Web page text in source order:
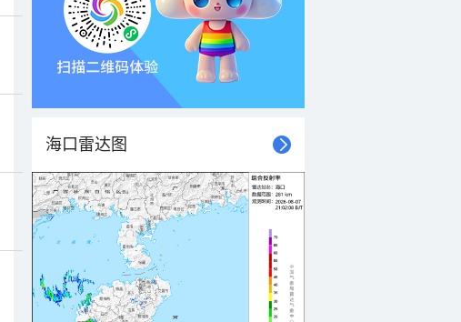
海口雷达图